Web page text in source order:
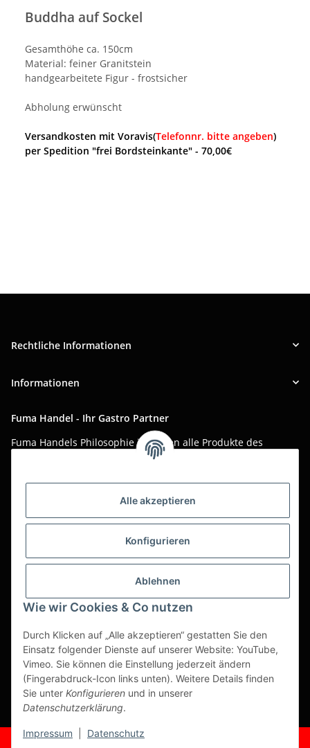
Alle akzeptieren
Konfigurieren
Ablehnen
Wie wir Cookies & Co nutzen
Durch Klicken auf „Alle akzeptieren“ gestatten Sie den
Einsatz folgender Dienste auf unserer Website: YouTube,
Vimeo. Sie können die Einstellung jederzeit ändern
(Fingerabdruck-Icon links unten). Weitere Details finden
Sie unter Konfigurieren und in unserer
Datenschutzerklärung.
Impressum Datenschutz
Buddha auf Sockel
Gesamthöhe ca. 150cm
Material: feiner Granitstein
handgearbeitete Figur - frostsicher
Abholung erwünscht
Versandkosten mit Voravis(Telefonnr. bitte angeben)
per Spedition "frei Bordsteinkante" - 70,00€
Rechtliche Informationen
Informationen
Fuma Handel - Ihr Gastro Partner
Fuma Handels Philosophie ist, Ihnen alle Produkte des
täglichen Gastro-Alltags zu günstigen Online-Preisen mit
Asiatika, Gastraum-Dekorationen, Tischgedeck, Servietten,
weltweit um Ihnen das perfekte Produkt zum optimalen Preis
Seit über 20 Jahren sind wir für Sie im Einsatz!
geltender gesetzl. USt.
Dies ist ein reiner B2B Shop für Gewerbetreibende -
Bestellungen von Privatkunden werden nicht bearbeitet!
Partner-Seite
https://ruuga.de
* Alle Preise zzgl. gesetzlicher USt., zzgl.